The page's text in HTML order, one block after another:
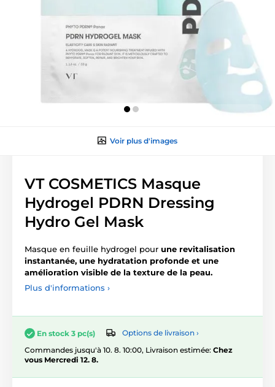
Voir plus d'images
VT COSMETICS Masque
Hydrogel PDRN Dressing
Hydro Gel Mask
Masque en feuille hydrogel pour une revitalisation
instantanée, une hydratation profonde et une
amélioration visible de la texture de la peau.
Plus d'informations ›
En stock 3 pc(s)
Options de livraison ›
Commandes jusqu'à 10. 8. 10:00, Livraison estimée: Chez
vous Mercredi 12. 8.